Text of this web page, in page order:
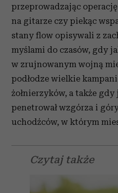
przeprowadzając
na gitarze czy piekąc
stany flow opisywali z
myślami do czasów, gdy
w zrujnowanym wojną
podłodze wielkie
żołnierzyków, a także
penetrował wzgórza i
uchodźców, w którym
Czytaj także